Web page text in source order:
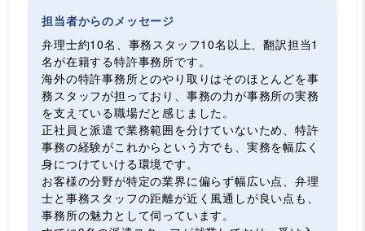
担当者からのメッセージ
弁理士約10名、事務スタッフ10名以上、翻訳担当1
名が在籍する特許事務所です。
海外の特許事務所とのやり取りはそのほとんどを事
務スタッフが担っており、事務の力が事務所の実務
を支えている職場だと感じました。
正社員と派遣で業務範囲を分けていないため、特許
事務の経験がこれからという方でも、実務を幅広く
身につけていける環境です。
お客様の分野が特定の業界に偏らず幅広い点、弁理
士と事務スタッフの距離が近く風通しが良い点も、
事務所の魅力として伺っています。